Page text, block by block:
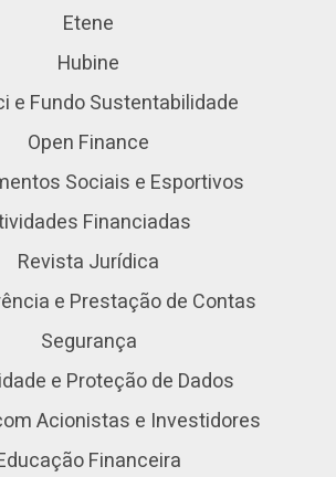
Etene
Hubine
e Fundo Sustentabilidade
Open Finance
Sociais e Esportivos
Financiadas
Revista Jurídica
e Prestação de Contas
Segurança
e Proteção de Dados
Acionistas e Investidores
Financeira